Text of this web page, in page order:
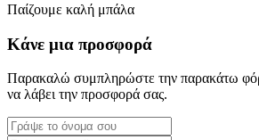
Παίζουμε καλή μπάλα
Κάνε μια προσφορά
Παρακαλώ συμπληρώστε την παρακάτω
να λάβει την προσφορά σας.